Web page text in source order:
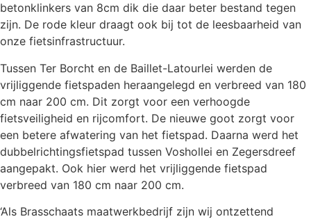
betonklinkers van 8cm dik die daar beter bestand tegen
zijn. De rode kleur draagt ook bij tot de leesbaarheid van
onze fietsinfrastructuur.
Tussen Ter Borcht en de Baillet-Latourlei werden de
vrijliggende fietspaden heraangelegd en verbreed van 180
cm naar 200 cm. Dit zorgt voor een verhoogde
fietsveiligheid en rijcomfort. De nieuwe goot zorgt voor
een betere afwatering van het fietspad. Daarna werd het
dubbelrichtingsfietspad tussen Voshollei en Zegersdreef
aangepakt. Ook hier werd het vrijliggende fietspad
verbreed van 180 cm naar 200 cm.
‘Als Brasschaats maatwerkbedrijf zijn wij ontzettend